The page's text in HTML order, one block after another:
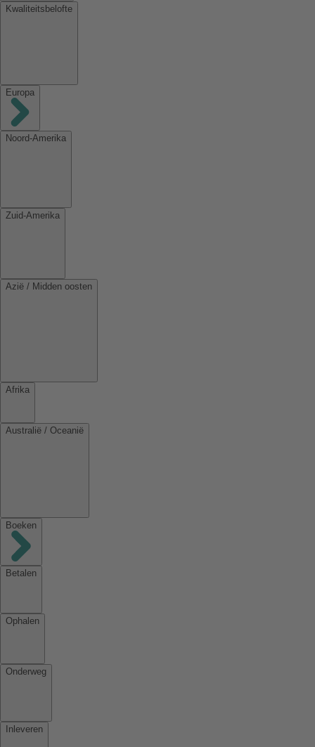
Kwaliteitsbelofte
Europa
Noord-Amerika
Zuid-Amerika
Azië / Midden oosten
Afrika
Australië / Oceanië
Boeken
Betalen
Ophalen
Onderweg
Inleveren